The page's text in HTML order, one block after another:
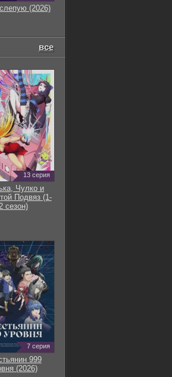
(2026)
все
13 серия
Чулко и
Подвяз (1-
сезон)
7 серия
999
(2026)